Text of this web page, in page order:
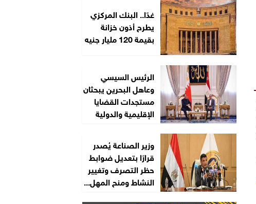
غدًا.. البنك المركزي
يطرح أذون خزانة
بقيمة 120 مليار جنيه
الرئيس السيسي
وعاهل البحرين يبحثان
مستجدات القضايا
الإقليمية والدولية
وزير الصناعة يُصدر
قرارًا بتعديل ضوابط
حظر التصرف وتغيير
النشاط ومنح المهل...